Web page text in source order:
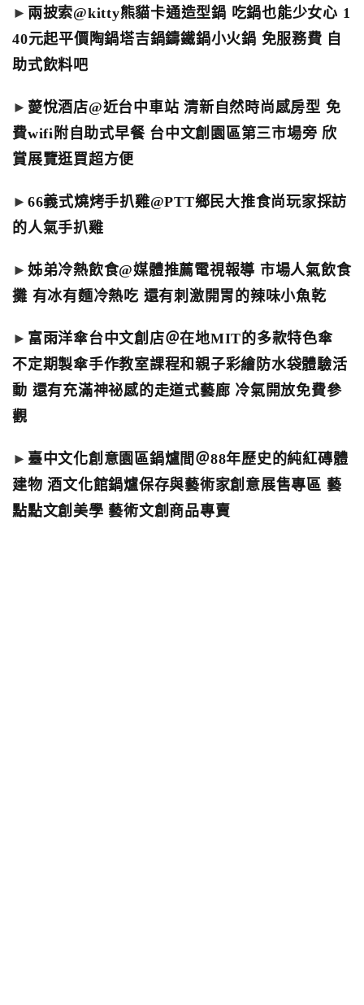
► 兩披索@kitty熊貓卡通造型鍋 吃鍋也能少女心 1
40元起平價陶鍋塔吉鍋鑄鐵鍋小火鍋 免服務費 自
助式飲料吧
► 薆悅酒店@近台中車站 清新自然時尚感房型 免
費wifi附自助式早餐 台中文創園區第三市場旁 欣
賞展覽逛買超方便
► 66義式燒烤手扒雞@PTT鄉民大推食尚玩家採訪
的人氣手扒雞
► 姊弟冷熱飲食@媒體推薦電視報導 市場人氣飲食
攤 有冰有麵冷熱吃 還有刺激開胃的辣味小魚乾
► 富雨洋傘台中文創店＠在地MIT的多款特色傘
不定期製傘手作教室課程和親子彩繪防水袋體驗活
動 還有充滿神祕感的走道式藝廊 冷氣開放免費參
觀
► 臺中文化創意園區鍋爐間＠88年歷史的純紅磚體
建物 酒文化館鍋爐保存與藝術家創意展售專區 藝
點點文創美學 藝術文創商品專賣